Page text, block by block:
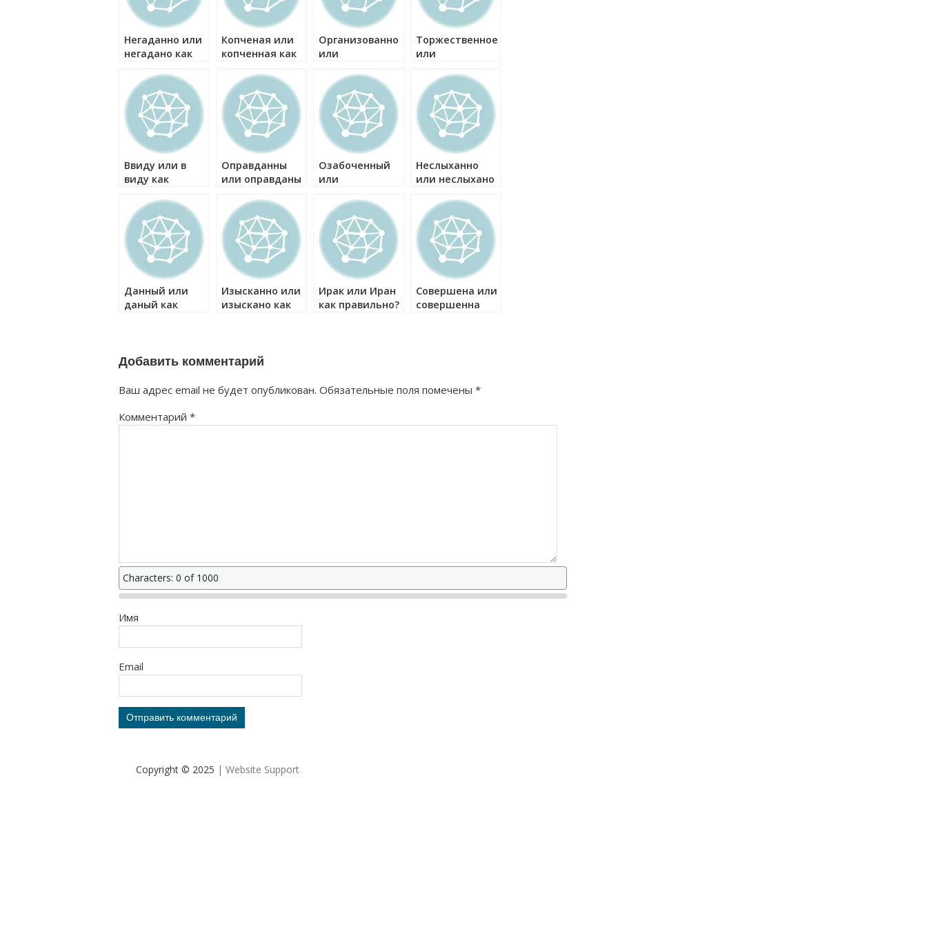
Негаданно или
негадано как
Копченая или
копченная как
Организованно
или
как правильно?
Торжественное
или
как правильно?
Ввиду или в
виду как
Оправданны
или оправданы
Озабоченный
или
как правильно?
Неслыханно
или неслыхано
Данный или
даный как
Изысканно или
изыскано как
Ирак или Иран
как правильно?
Совершена или
совершенна
Добавить комментарий
Ваш адрес email не будет опубликован. Обязательные поля помечены *
Комментарий *
Characters: 0 of 1000
Имя
Email
Copyright © 2025 | Website Support